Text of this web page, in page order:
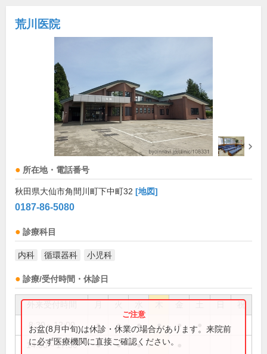
荒川医院
所在地・電話番号
秋田県大仙市角間川町下中町32 [地図]
0187-86-5080
診療科目
内科 循環器科 小児科
診療/受付時間・休診日
祝
8:30～12:00 ● ● ● ● ●
14:00～17:30 ● ● ●
お盆(8月中旬)は休診・休業の場合があります。来院前
に必ず医療機関に直接ご確認ください。